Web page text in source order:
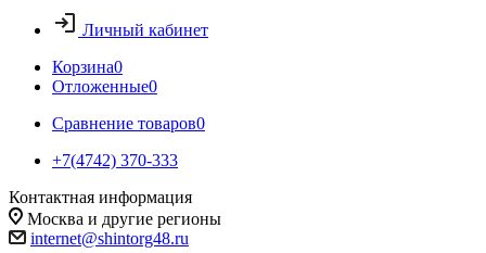
Личный кабинет
Корзина0
Отложенные0
Сравнение товаров0
+7(4742) 370-333
Контактная информация
Москва и другие регионы
internet@shintorg48.ru